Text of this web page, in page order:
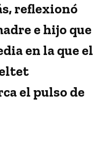
reflexionó
e hijo que
en la que el
el pulso de